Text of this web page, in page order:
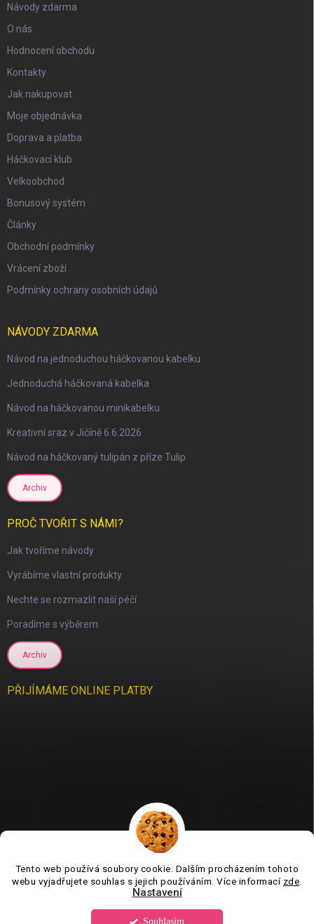
Tento web používá soubory cookie. Dalším procházením tohoto
webu vyjadřujete souhlas s jejich používáním. Více informací zde
Nastavení
Souhlasím
Návody zdarma
O nás
Hodnocení obchodu
Kontakty
Jak nakupovat
Moje objednávka
Doprava a platba
Háčkovací klub
Velkoobchod
Bonusový systém
Články
Obchodní podmínky
Vrácení zboží
Podmínky ochrany osobních údajů
NÁVODY ZDARMA
Návod na jednoduchou háčkovanou kabelku
Jednoduchá háčkovaná kabelka
Návod na háčkovanou minikabelku
Kreativní sraz v Jičíně 6.6.2026
Návod na háčkovaný tulipán z příze Tulip
Archiv
PROČ TVOŘIT S NÁMI?
Jak tvoříme návody
Vyrábíme vlastní produkty
Nechte se rozmazlit naší péčí
Poradíme s výběrem
Archiv
PŘIJÍMÁME ONLINE PLATBY
Jsme tu pro vás už 11 let❤️